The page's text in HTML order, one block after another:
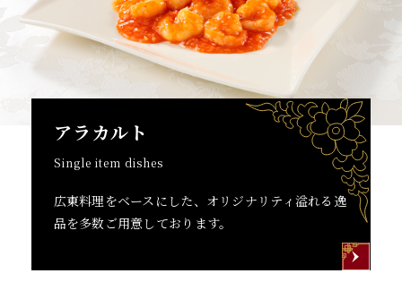
アラカルト
Single item dishes
広東料理をベースにした、オリジナリティ溢れる逸
品を多数ご用意しております。